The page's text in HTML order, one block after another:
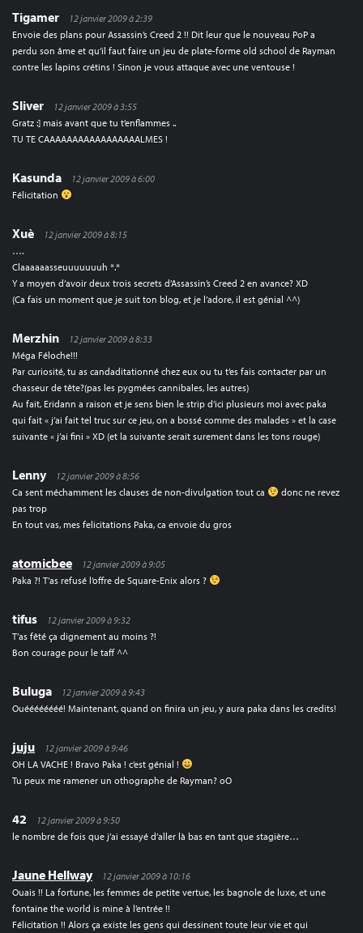
Tigamer
12 janvier 2009 à 2:39
Envoie des plans pour Assassin’s Creed 2 !! Dit leur que le nouveau PoP a
perdu son âme et qu’il faut faire un jeu de plate-forme old school de Rayman
contre les lapins crétins ! Sinon je vous attaque avec une ventouse !
Sliver
12 janvier 2009 à 3:55
Gratz :] mais avant que tu t’enflammes ..
TU TE CAAAAAAAAAAAAAAAAALMES !
Kasunda
12 janvier 2009 à 6:00
Félicitation
Xuè
12 janvier 2009 à 8:15
….
Claaaaaasseuuuuuuuh *.*
Y a moyen d’avoir deux trois secrets d’Assassin’s Creed 2 en avance? XD
(Ca fais un moment que je suit ton blog, et je l’adore, il est génial ^^)
Merzhin
12 janvier 2009 à 8:33
Méga Féloche!!!
Par curiosité, tu as candaditationné chez eux ou tu t’es fais contacter par un
chasseur de tête?(pas les pygmées cannibales, les autres)
Au fait, Eridann a raison et je sens bien le strip d’ici plusieurs moi avec paka
qui fait « j’ai fait tel truc sur ce jeu, on a bossé comme des malades » et la case
suivante « j’ai fini » XD (et la suivante serait surement dans les tons rouge)
Lenny
12 janvier 2009 à 8:56
Ca sent méchamment les clauses de non-divulgation tout ca
donc ne revez
pas trop
En tout vas, mes felicitations Paka, ca envoie du gros
atomicbee
12 janvier 2009 à 9:05
Paka ?! T’as refusé l’offre de Square-Enix alors ?
tifus
12 janvier 2009 à 9:32
T’as fêté ça dignement au moins ?!
Bon courage pour le taff ^^
Buluga
12 janvier 2009 à 9:43
Ouéééééééé! Maintenant, quand on finira un jeu, y aura paka dans les credits!
juju
12 janvier 2009 à 9:46
OH LA VACHE ! Bravo Paka ! c’est génial !
Tu peux me ramener un othographe de Rayman? oO
42
12 janvier 2009 à 9:50
le nombre de fois que j’ai essayé d’aller là bas en tant que stagière…
Jaune Hellway
12 janvier 2009 à 10:16
Ouais !! La fortune, les femmes de petite vertue, les bagnole de luxe, et une
fontaine the world is mine à l’entrée !!
Félicitation !! Alors ça existe les gens qui dessinent toute leur vie et qui